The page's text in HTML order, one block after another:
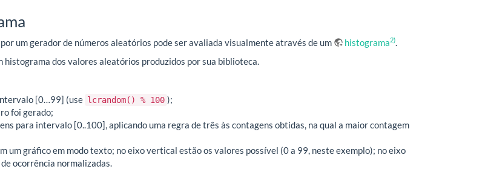
um gerador de números aleatórios pode ser avaliada visualmente através de um histograma2)
histograma dos valores aleatórios produzidos por sua biblioteca.
[0…99] (use lcrandom() % 100 );
foi gerado;
para intervalo [0..100], aplicando uma regra de três às contagens obtidas, na qual a maior contagem
um gráfico em modo texto; no eixo vertical estão os valores possível (0 a 99, neste exemplo); no eixo
ocorrência normalizadas.